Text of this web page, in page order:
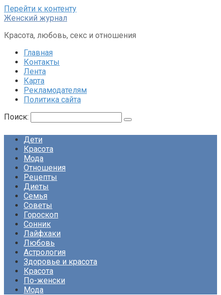
Перейти к контенту
Женский журнал
Красота, любовь, секс и отношения
Главная
Контакты
Лента
Карта
Рекламодателям
Политика сайта
Поиск:
Дети
Красота
Мода
Отношения
Рецепты
Диеты
Семья
Советы
Гороскоп
Сонник
Лайфхаки
Любовь
Астрология
Здоровье и красота
Красота
По-женски
Мода